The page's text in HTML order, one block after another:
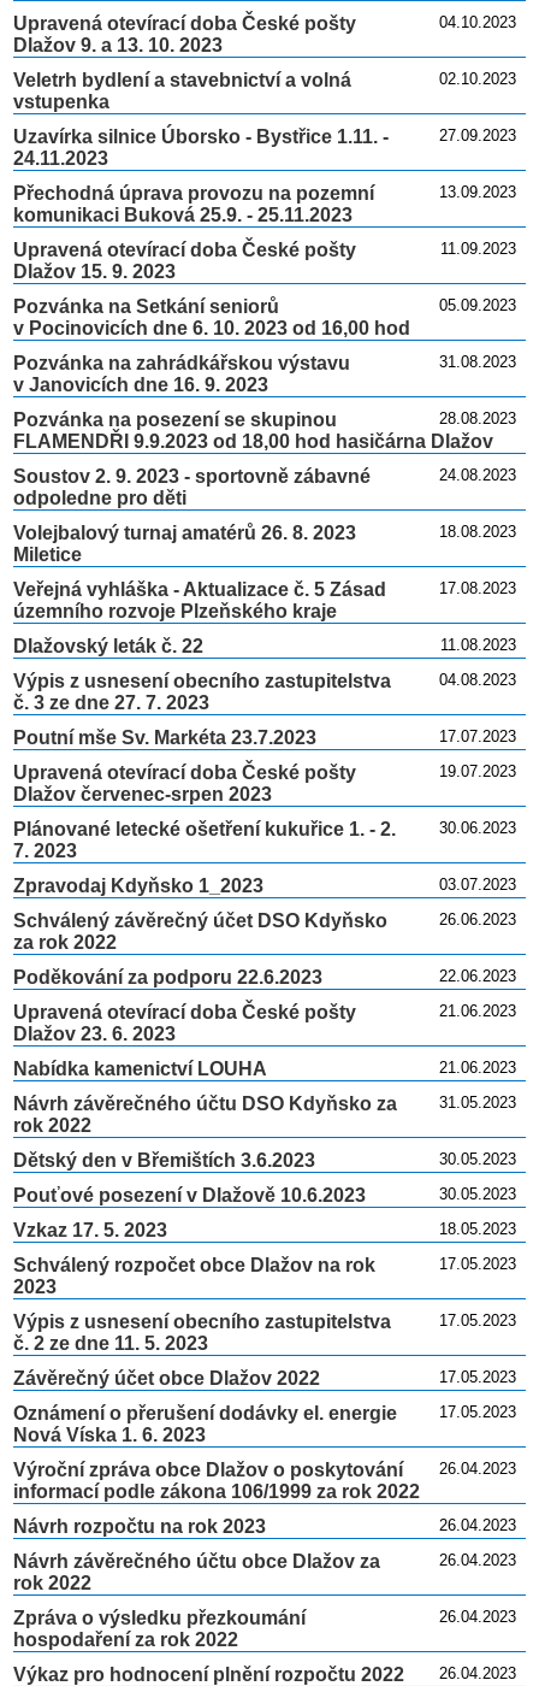
04.10.2023
Upravená otevírací doba České pošty
Dlažov 9. a 13. 10. 2023
02.10.2023
Veletrh bydlení a stavebnictví a volná
vstupenka
27.09.2023
Uzavírka silnice Úborsko - Bystřice 1.11. -
24.11.2023
13.09.2023
Přechodná úprava provozu na pozemní
komunikaci Buková 25.9. - 25.11.2023
11.09.2023
Upravená otevírací doba České pošty
Dlažov 15. 9. 2023
05.09.2023
Pozvánka na Setkání seniorů
v Pocinovicích dne 6. 10. 2023 od 16,00 hod
31.08.2023
Pozvánka na zahrádkářskou výstavu
v Janovicích dne 16. 9. 2023
28.08.2023
Pozvánka na posezení se skupinou
FLAMENDŘI 9.9.2023 od 18,00 hod hasičárna Dlažov
24.08.2023
Soustov 2. 9. 2023 - sportovně zábavné
odpoledne pro děti
18.08.2023
Volejbalový turnaj amatérů 26. 8. 2023
Miletice
17.08.2023
Veřejná vyhláška - Aktualizace č. 5 Zásad
územního rozvoje Plzeňského kraje
11.08.2023
Dlažovský leták č. 22
04.08.2023
Výpis z usnesení obecního zastupitelstva
č. 3 ze dne 27. 7. 2023
17.07.2023
Poutní mše Sv. Markéta 23.7.2023
19.07.2023
Upravená otevírací doba České pošty
Dlažov červenec-srpen 2023
30.06.2023
Plánované letecké ošetření kukuřice 1. - 2.
7. 2023
03.07.2023
Zpravodaj Kdyňsko 1_2023
26.06.2023
Schválený závěrečný účet DSO Kdyňsko
za rok 2022
22.06.2023
Poděkování za podporu 22.6.2023
21.06.2023
Upravená otevírací doba České pošty
Dlažov 23. 6. 2023
21.06.2023
Nabídka kamenictví LOUHA
31.05.2023
Návrh závěrečného účtu DSO Kdyňsko za
rok 2022
30.05.2023
Dětský den v Břemištích 3.6.2023
30.05.2023
Pouťové posezení v Dlažově 10.6.2023
18.05.2023
Vzkaz 17. 5. 2023
17.05.2023
Schválený rozpočet obce Dlažov na rok
2023
17.05.2023
Výpis z usnesení obecního zastupitelstva
č. 2 ze dne 11. 5. 2023
17.05.2023
Závěrečný účet obce Dlažov 2022
17.05.2023
Oznámení o přerušení dodávky el. energie
Nová Víska 1. 6. 2023
26.04.2023
Výroční zpráva obce Dlažov o poskytování
informací podle zákona 106/1999 za rok 2022
26.04.2023
Návrh rozpočtu na rok 2023
26.04.2023
Návrh závěrečného účtu obce Dlažov za
rok 2022
26.04.2023
Zpráva o výsledku přezkoumání
hospodaření za rok 2022
26.04.2023
Výkaz pro hodnocení plnění rozpočtu 2022